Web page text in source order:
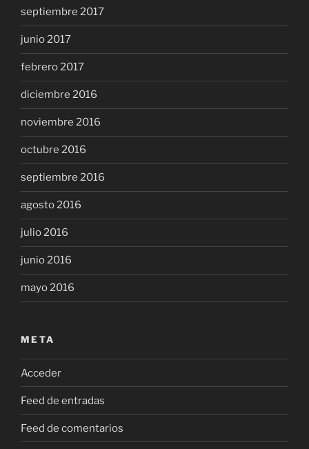
septiembre 2017
junio 2017
febrero 2017
diciembre 2016
noviembre 2016
octubre 2016
septiembre 2016
agosto 2016
julio 2016
junio 2016
mayo 2016
META
Acceder
Feed de entradas
Feed de comentarios